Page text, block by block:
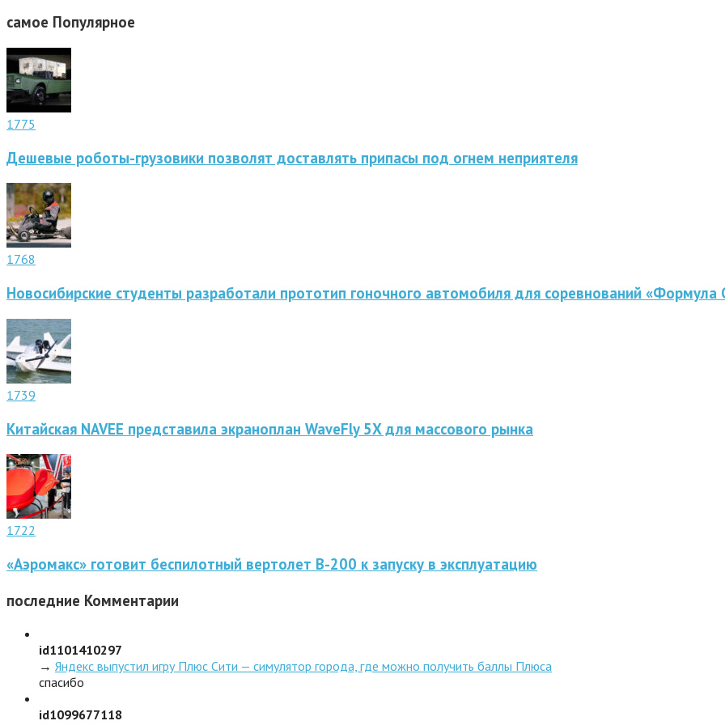
самое Популярное
1775
Дешевые роботы-грузовики позволят доставлять припасы под огнем неприятеля
1768
Новосибирские студенты разработали прототип гоночного автомобиля для соревнований «Формула
1739
Китайская NAVEE представила экраноплан WaveFly 5X для массового рынка
1722
«Аэромакс» готовит беспилотный вертолет В-200 к запуску в эксплуатацию
последние Комментарии
id1101410297
→ Яндекс выпустил игру Плюс Сити — симулятор города, где можно получить баллы Плюса
спасибо
id1099677118